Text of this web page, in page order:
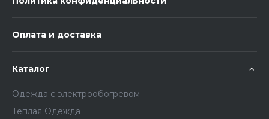
Оплата и доставка
Каталог
Одежда с электрообогревом
Теплая Одежда